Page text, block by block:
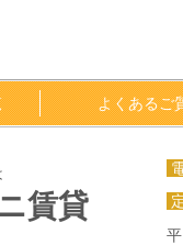
よくあるご
賃貸